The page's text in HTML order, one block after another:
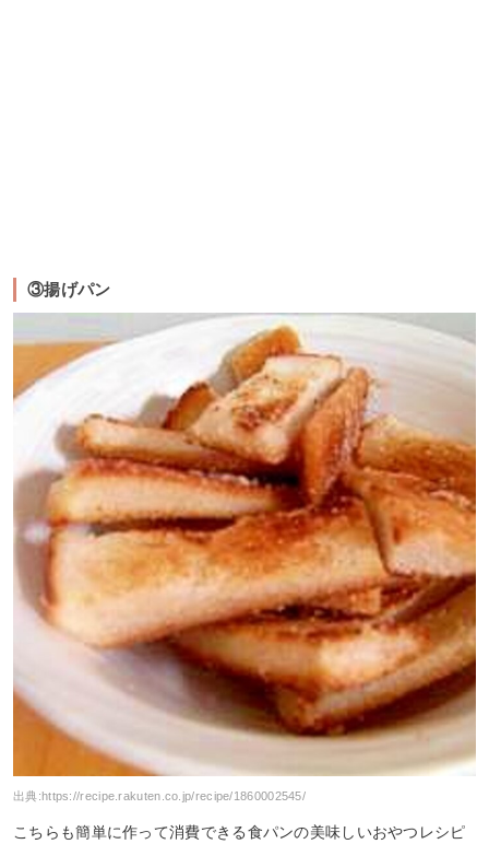
③揚げパン
出典:https://recipe.rakuten.co.jp/recipe/1860002545/
こちらも簡単に作って消費できる食パンの美味しいおやつレシピ